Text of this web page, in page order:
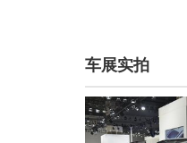
车展实拍